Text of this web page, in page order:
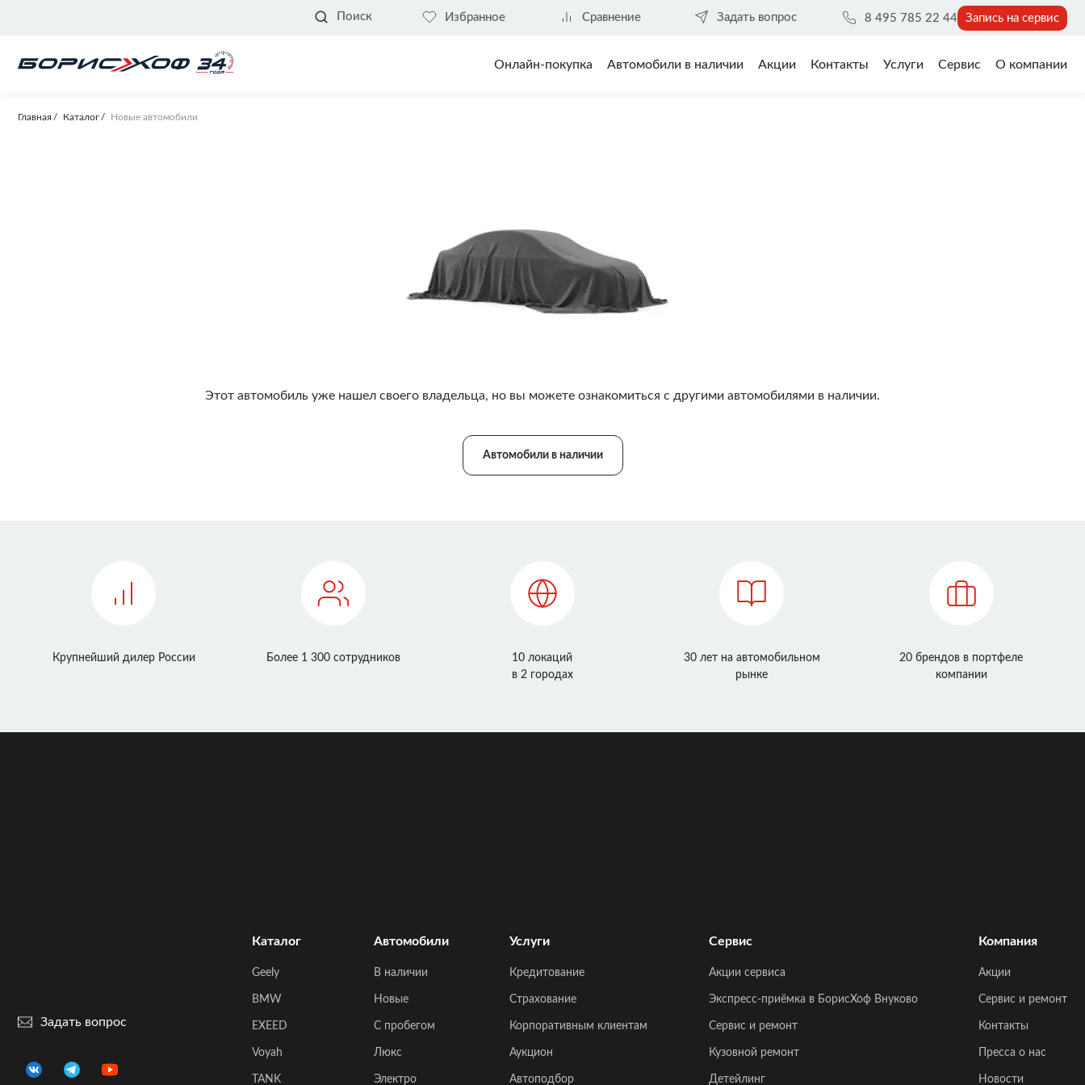
8 495 785 22 44 Запись на сервис
Поиск Избранное Сравнение Задать вопрос
Онлайн-покупка Автомобили в наличии Акции Контакты Услуги Сервис О компании
Главная Каталог Новые автомобили
Этот автомобиль уже нашел своего владельца, но вы можете ознакомиться с другими автомобилями в наличии.
Автомобили в наличии
Крупнейший дилер России Более 1 300 сотрудников
10 локаций
в 2 городах
30 лет на автомобильном
рынке
20 брендов в портфеле
компании
Каталог
Geely
BMW
EXEED
Voyah
TANK
Автомобили
В наличии
Новые
C пробегом
Люкс
Электро
Услуги
Кредитование
Страхование
Корпоративным клиентам
Аукцион
Автоподбор
Сервис
Акции сервиса
Экспресс-приёмка в БорисХоф Внуково
Сервис и ремонт
Кузовной ремонт
Детейлинг
Компания
Акции
Сервис и ремонт
Контакты
Пресса о нас
Новости
Задать вопрос